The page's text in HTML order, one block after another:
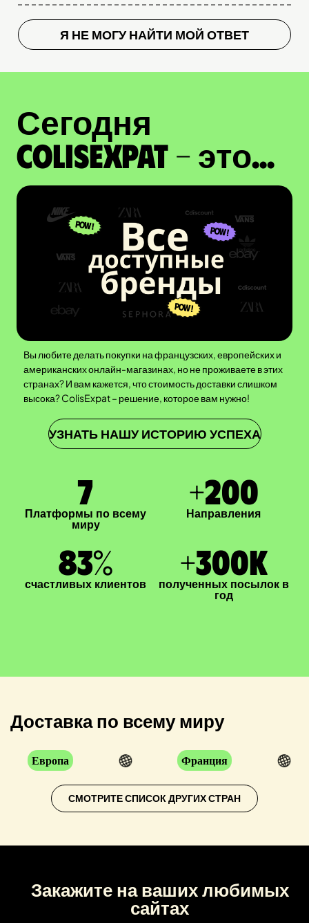
Я НЕ МОГУ НАЙТИ МОЙ ОТВЕТ
Сегодня
ColisExpat - это...
Вы любите делать покупки на французских, европейских и
американских онлайн-магазинах, но не проживаете в этих
странах? И вам кажется, что стоимость доставки слишком
высока? ColisExpat – решение, которое вам нужно!
УЗНАТЬ НАШУ ИСТОРИЮ УСПЕХА
7
Платформы по всему
миру
+200
Направления
83%
счастливых клиентов
+300K
полученных посылок в
год
Доставка по всему миру
Европа Франция
СМОТРИТЕ СПИСОК ДРУГИХ СТРАН
Закажите на ваших любимых
сайтах